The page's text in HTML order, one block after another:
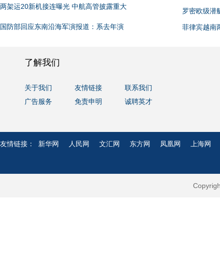
两架运20新机接连曝光 中航高管披露重大
国防部回应东南沿海军演报道：系去年演
罗密欧级潜
菲律宾越南
了解我们
关于我们 友情链接
联系我们
广告服务
免责申明 诚聘英才
友情链接： 新华网 人民网 文汇网 东方网 凤凰网 上海网